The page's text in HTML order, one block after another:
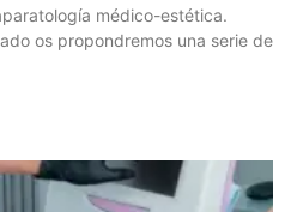
médico-estética.
os propondremos una serie de